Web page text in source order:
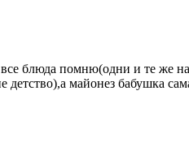
блюда помню(одни и те же
майонез бабушка